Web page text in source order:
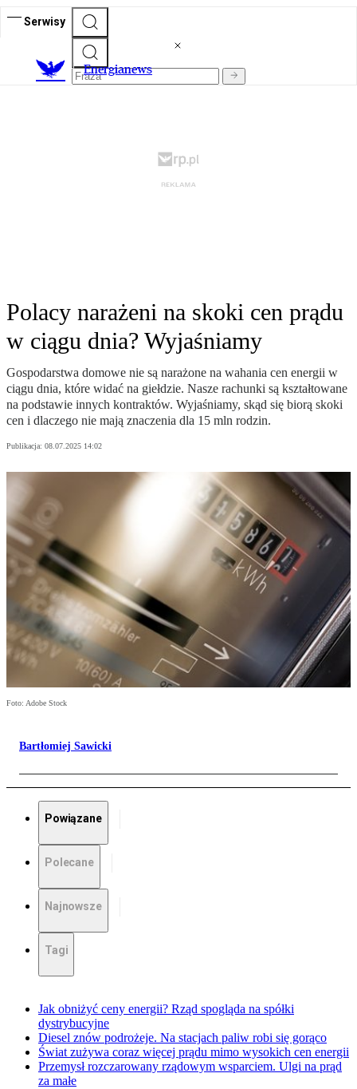
Serwisy
Energianews
Polacy narażeni na skoki cen prądu
w ciągu dnia? Wyjaśniamy
Gospodarstwa domowe nie są narażone na wahania cen energii w
ciągu dnia, które widać na giełdzie. Nasze rachunki są kształtowane
na podstawie innych kontraktów. Wyjaśniamy, skąd się biorą skoki
cen i dlaczego nie mają znaczenia dla 15 mln rodzin.
Publikacja: 08.07.2025 14:02
Foto: Adobe Stock
Bartłomiej Sawicki
Powiązane
Polecane
Najnowsze
Tagi
Jak obniżyć ceny energii? Rząd spogląda na spółki
dystrybucyjne
Diesel znów podrożeje. Na stacjach paliw robi się gorąco
Świat zużywa coraz więcej prądu mimo wysokich cen energii
Przemysł rozczarowany rządowym wsparciem. Ulgi na prąd
za małe